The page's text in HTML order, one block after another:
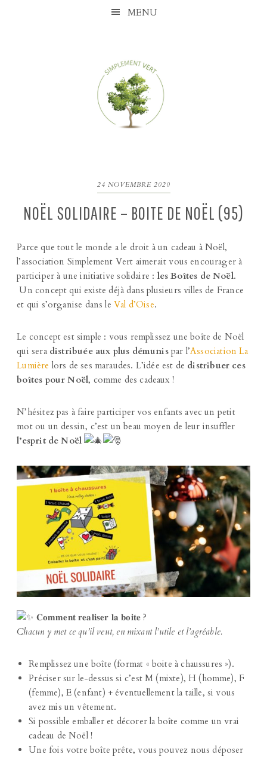
MENU
24 NOVEMBRE 2020
NOËL SOLIDAIRE – BOITE DE NOËL (95)
Parce que tout le monde a le droit à un cadeau à Noël,
l’association Simplement Vert aimerait vous encourager à
participer à une initiative solidaire : les Boîtes de Noël.
Un concept qui existe déjà dans plusieurs villes de France
et qui s’organise dans le Val d’Oise.
Le concept est simple : vous remplissez une boîte de Noël
qui sera distribuée aux plus démunispar l’Association La
Lumière lors de ses maraudes. L’idée est de distribuer ces
boîtes pour Noël, comme des cadeaux !
N’hésitez pas à faire participer vos enfants avec un petit
mot ou un dessin, c’est un beau moyen de leur insuffler
l’esprit de Noël
𝐂𝐨𝐦𝐦𝐞𝐧𝐭 𝐫𝐞𝐚𝐥𝐢𝐬𝐞𝐫 𝐥𝐚 𝐛𝐨𝐢𝐭𝐞 ?
Chacun y met ce qu’il veut, en mixant l’utile et l’agréable.
Remplissez une boîte (format « boite à chaussures »).
Préciser sur le-dessus si c’est M (mixte), H (homme), F
(femme), E (enfant) + éventuellement la taille, si vous
avez mis un vêtement.
Si possible emballer et décorer la boîte comme un vrai
cadeau de Noël !
Une fois votre boîte prête, vous pouvez nous déposer